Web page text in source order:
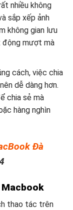
nhiều không
sắp xếp ảnh
không gian lưu
động mượt mà
cách, việc chia
dễ dàng hơn.
chia sẻ mà
hàng nghìn
Đà
thao tác trên